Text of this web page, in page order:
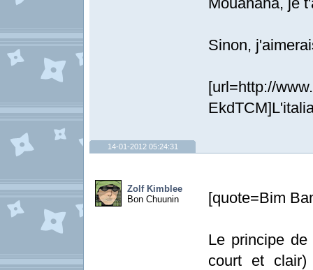
Sinon,
[url=http://
14-01-2012 05:24:31
Zolf Kimblee
Bon Chuunin
[quote=Bim
Le principe
court et